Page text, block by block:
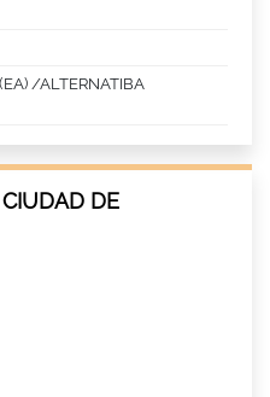
/ALTERNATIBA
DE